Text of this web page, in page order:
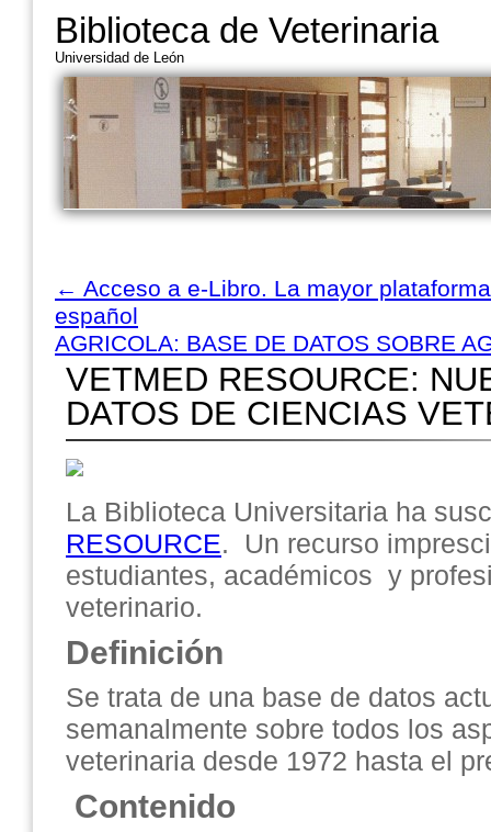
Biblioteca de Veterinaria
Universidad de León
← Acceso a e-Libro. La mayor
español
AGRICOLA: BASE DE DATOS SOBRE
VETMED RESOURCE:
DATOS DE CIENCIAS
La Biblioteca Universitaria ha
RESOURCE. Un recurso
estudiantes, académicos y
veterinario.
Definición
Se trata de una base de datos
semanalmente sobre todos los
veterinaria desde 1972 hasta el
Contenido